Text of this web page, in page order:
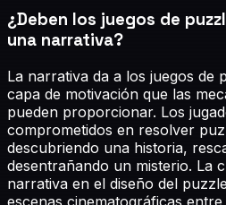
¿Deben los juegos de
una narrativa?
La narrativa da a los juegos de
capa de motivación que las
pueden proporcionar. Los
comprometidos en resolver
descubriendo una historia,
desentrañando un misterio. La
narrativa en el diseño del
escenas cinematográficas